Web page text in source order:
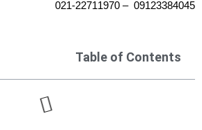
09123384045 – 22711970-021
Table of Contents